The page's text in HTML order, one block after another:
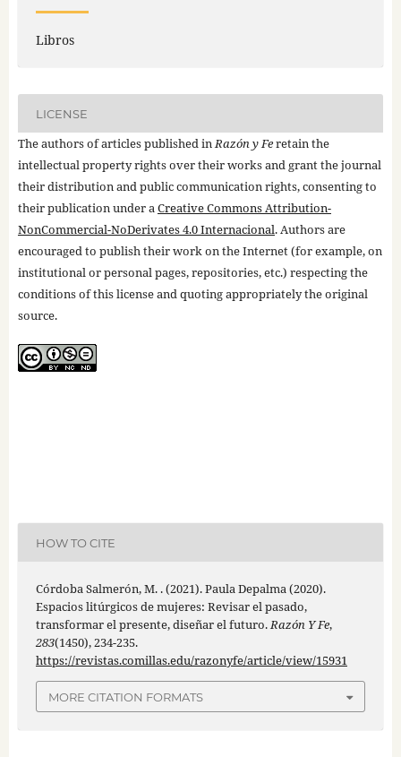
Libros
LICENSE
The authors of articles published inRazón y Feretain the
intellectual property rights over their works and grant the journal
their distribution and public communication rights, consenting to
their publication under aCreative Commons Attribution-
NonCommercial-NoDerivates 4.0 Internacional. Authors are
encouraged to publish their work on the Internet (for example, on
institutional or personal pages, repositories, etc.) respecting the
conditions of this license and quoting appropriately the original
source.
HOW TO CITE
Córdoba Salmerón, M. . (2021). Paula Depalma (2020).
Espacios litúrgicos de mujeres: Revisar el pasado,
transformar el presente, diseñar el futuro.Razón Y Fe,
283(1450), 234-235.
https://revistas.comillas.edu/razonyfe/article/view/15931
MORE CITATION FORMATS